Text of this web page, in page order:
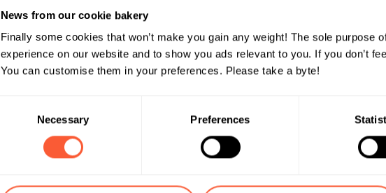
News from our cookie bakery
Finally some cookies that won’t make you gain any weight! The sole purpose
experience on our website and to show you ads relevant to you. If you don’t
You can customise them in your preferences. Please take a byte!
Necessary Preferences